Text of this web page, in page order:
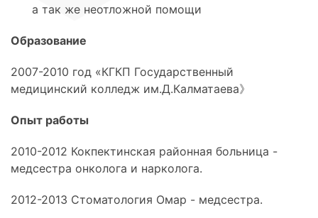
а так же неотложной помощи
Образование
2007-2010 год «КГКП Государственный
медицинский колледж им.Д.Калматаева》
Опыт работы
2010-2012 Кокпектинская районная больница -
медсестра онколога и нарколога.
2012-2013 Стоматология Омар - медсестра.